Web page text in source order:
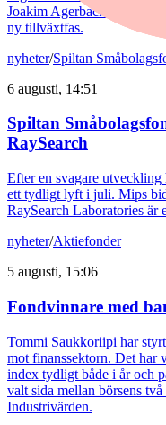
Joakim Agerback och
ny tillväxtfas.
nyheter/Spiltan
6 augusti, 14:51
Spiltan
RaySearch
Efter en svagare
ett tydligt lyft i juli. Mips
RaySearch Laboratories är
nyheter/Aktiefonder
5 augusti, 15:06
Fondvinnare med
Tommi Saukkoriipi har
mot finanssektorn. Det har
index tydligt både i år och
valt sida mellan börsens
Industrivärden.